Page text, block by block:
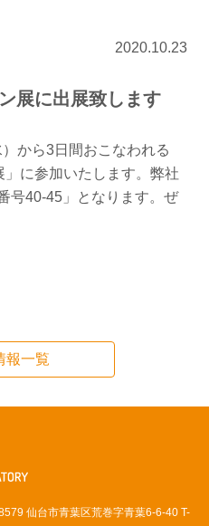
2020.10.23
展に出展致します
から3日間おこなわれる
」に参加いたします。弊社
号40-45 」となります。ぜ
報一覧
仙台市青葉区荒巻字青葉6-6-40 T-